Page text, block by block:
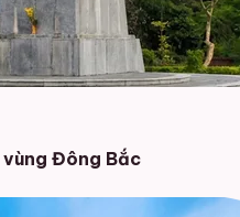
vùng Đông Bắc